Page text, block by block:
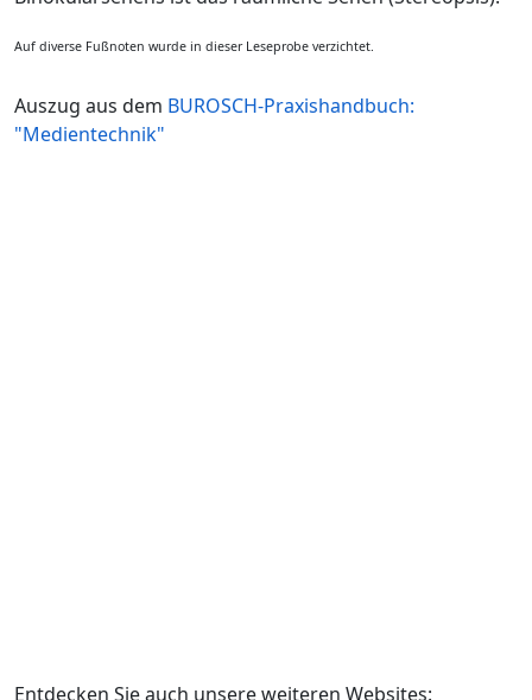
Auf diverse Fußnoten wurde in dieser Leseprobe verzichtet.
Auszug aus dem BUROSCH-Praxishandbuch:
"Medientechnik"
Entdecken Sie auch unsere weiteren Websites: